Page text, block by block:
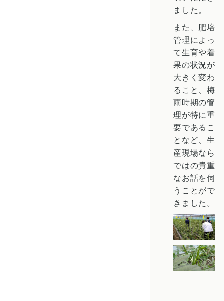
ました。
また、肥培
管理によっ
て生育や着
果の状況が
大きく変わ
ること、梅
雨時期の管
理が特に重
要であるこ
となど、生
産現場なら
ではの貴重
なお話を伺
うことがで
きました。